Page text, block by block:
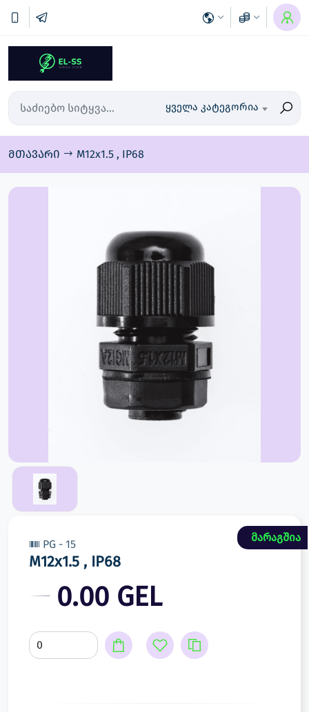
ყველა კატეგორია
მთავარი M12x1.5 , IP68
PG - 15
მარაგშია
M12x1.5 , IP68
0.00 GEL